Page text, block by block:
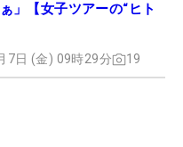
」【女子ツアーの“ヒト
7日 (金) 09時29分 19